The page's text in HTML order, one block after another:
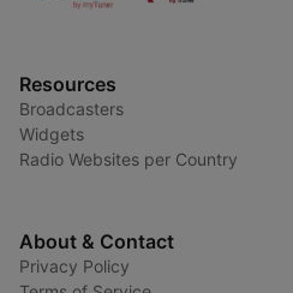
Resources
Broadcasters
Widgets
Radio Websites per Country
About & Contact
Privacy Policy